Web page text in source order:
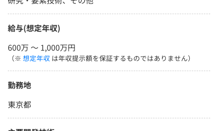
給与(想定年収)
600万 〜 1,000万円
（※ 想定年収 は年収提示額を保証するものではありません）
勤務地
東京都